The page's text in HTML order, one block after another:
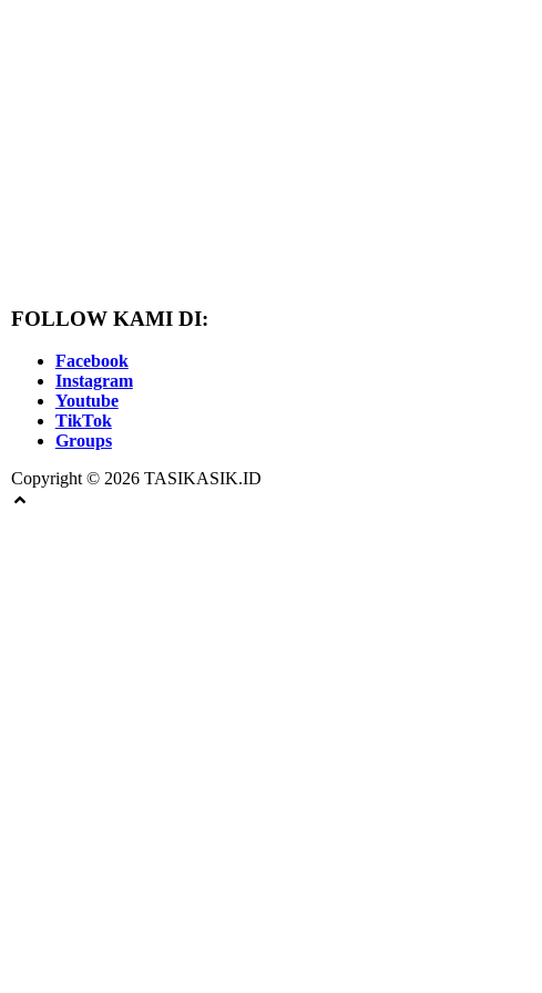
FOLLOW KAMI DI:
Facebook
Instagram
Youtube
TikTok
Groups
Copyright © 2026 TASIKASIK.ID